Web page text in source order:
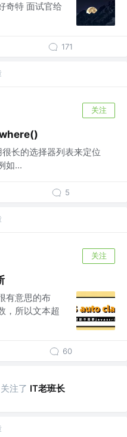
奇特 面试官给
171
关注
长的选择器列表来定位
如...
5
关注
有意思的布
，所以文本超
60
关注了 IT老班长